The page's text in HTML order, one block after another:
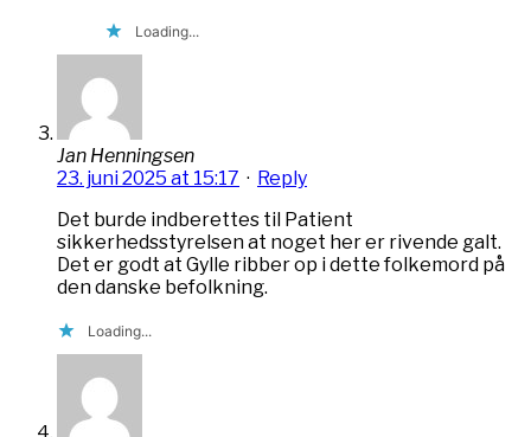
Loading...
Jan Henningsen
23. juni 2025 at 15:17 · Reply
Det burde indberettes til Patient
sikkerhedsstyrelsen at noget her er rivende galt.
Det er godt at Gylle ribber op i dette folkemord på
den danske befolkning.
Loading...